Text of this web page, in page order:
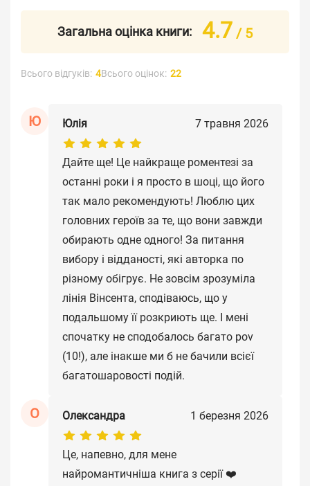
Загальна оцінка книги: 4.7 / 5
Всього відгуків: 4Всього оцінок: 22
Ю Юлія 7 травня 2026
Дайте ще! Це найкраще роментезі за
останні роки і я просто в шоці, що його
так мало рекомендують! Люблю цих
головних героїв за те, що вони завжди
обирають одне одного! За питання
вибору і відданості, які авторка по
різному обігрує. Не зовсім зрозуміла
лінія Вінсента, сподіваюсь, що у
подальшому її розкриють ще. І мені
спочатку не сподобалось багато pov
(10!), але інакше ми б не бачили всієї
багатошаровості подій.
О Олександра 1 березня 2026
Це, напевно, для мене
найромантичніша книга з серії ❤️